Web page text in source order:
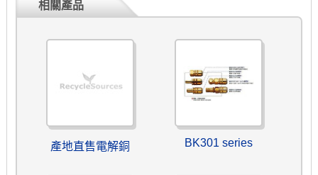
相關產品
產地直售電解銅 BK301 series